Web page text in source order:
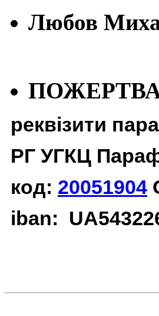
Любов
реквізити
РГ УГКЦ
код: 20051904
iban: